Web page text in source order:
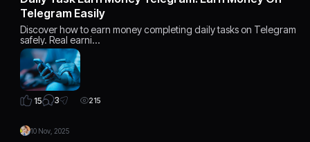
Telegram Easily
Discover how to earn money completing daily tasks on Telegram
safely. Real earni…
15 3 215
10 Nov, 2025